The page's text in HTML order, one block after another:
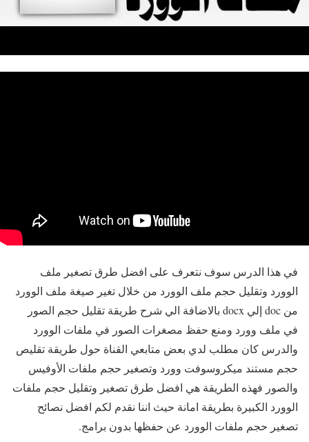
في هذا الدرس سوف نتعرف على افضل طرق تصغير ملف
الوورد وتقليل حجم ملف الوورد من خلال تغير صيغة ملف الوورد
من doc إلي docx بالاضافة الي شرح طريقة تقليل حجم الصور
في ملف وورد ومنع حفظ مصغرات الصور في ملفات الوورد
والدرس كان مطلب لدي بعض متابعي القناة حول طريقة تقليص
حجم مستند ميكروسوفت وورد وتصغير حجم ملفات الأوفيس
والصور فهذه الطريقة هي افضل طرق تصغير وتقليل حجم ملفات
الوورد الكبيرة بطريقة امانة حيث اننا نقدم لكم افضل نصائح
تصغير حجم ملفات الوورد عن حفظها بدون برامج.